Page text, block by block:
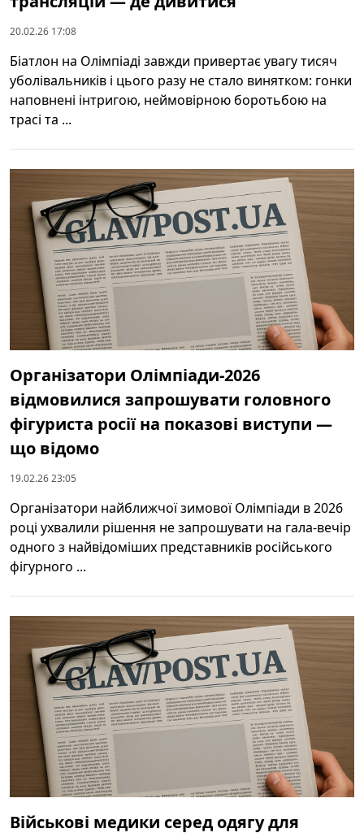
20.02.26 17:08
Біатлон на Олімпіаді завжди привертає увагу тисяч
уболівальників і цього разу не стало винятком: гонки
наповнені інтригою, неймовірною боротьбою на
трасі та ...
Організатори Олімпіади-2026
відмовилися запрошувати головного
фігуриста росії на показові виступи —
що відомо
19.02.26 23:05
Організатори найближчої зимової Олімпіади в 2026
році ухвалили рішення не запрошувати на гала-вечір
одного з найвідоміших представників російського
фігурного ...
Військові медики серед одягу для